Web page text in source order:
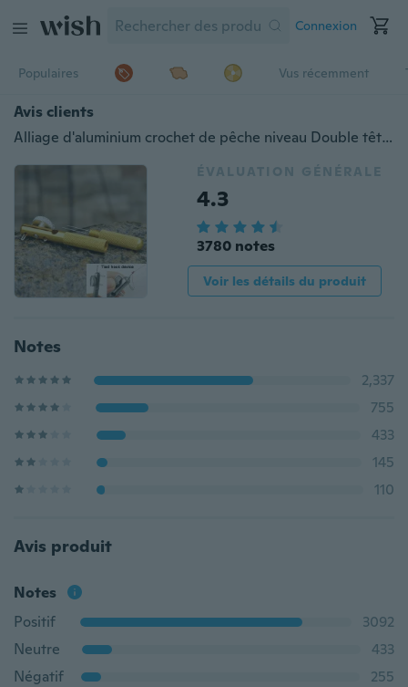
Connexion
Populaires Vus récemment
Avis clients
Alliage d'aluminium crochet de pêche niveau Double tête aiguille noeuds cravate ligne de pêche noueur hameçon cravate dispositif accessoires de pêche
ÉVALUATION GÉNÉRALE
4.3
3780 notes
Voir les détails du produit
Notes
2,337
755
433
145
110
Avis produit
Notes
Positif
3092
Neutre
433
Négatif
255